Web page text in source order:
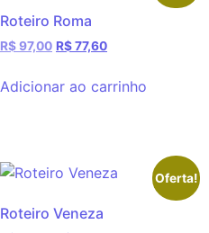
Roteiro Roma
R$97,00 R$77,60
Adicionar ao carrinho
Oferta!
Roteiro Veneza